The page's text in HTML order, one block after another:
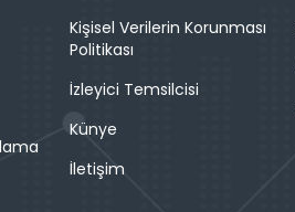
Kişisel Verilerin Korunması
Politikası
İzleyici Temsilcisi
Künye
İletişim